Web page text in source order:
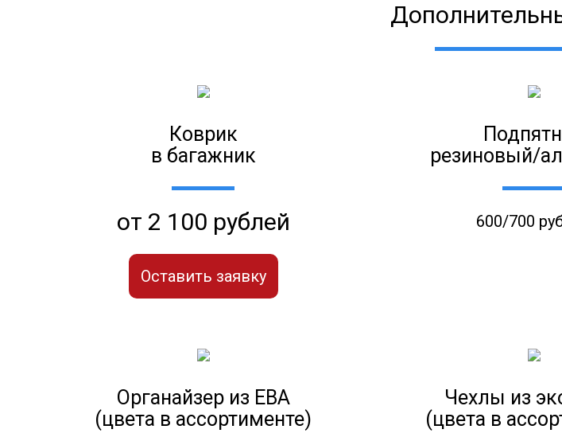
Коврик
в багажник
от 2 100 рублей
Оставить заявку
резиновый/
600/700
Органайзер из ЕВА
(цвета в ассортименте)
Чехлы из
(цвета в